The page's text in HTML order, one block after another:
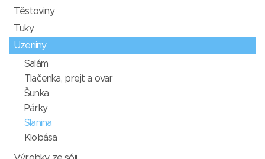
Těstoviny
Tuky
Uzeniny
Salám
Tlačenka, prejt a ovar
Šunka
Párky
Slanina
Klobása